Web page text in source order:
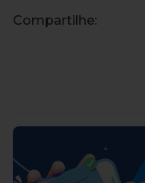
Compartilhe: